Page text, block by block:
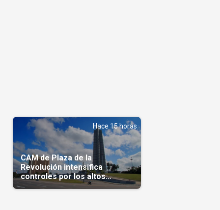
Hace 15 horas
CAM de Plaza de la
Revolución intensifica
controles por los altos
precios en las Mipymes